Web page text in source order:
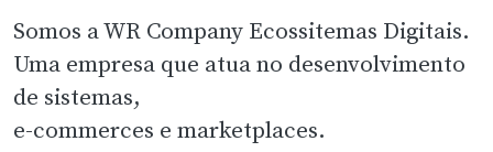
Somos a WR Company Ecossitemas Digitais.
Uma empresa que atua no desenvolvimento
de sistemas,
e-commerces e marketplaces.